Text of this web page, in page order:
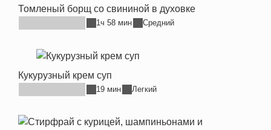
Томленый борщ со свининой в духовке
1ч 58 мин Средний
Кукурузный крем суп
19 мин Легкий